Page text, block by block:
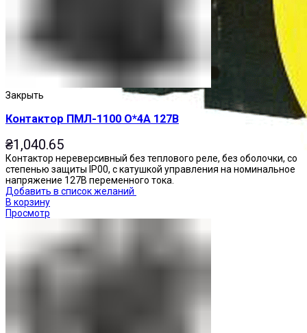
Закрыть
Контактор ПМЛ-1100 О*4А 127В
₴1,040.65
Контактор нереверсивный без теплового реле, без оболочки, со
степенью защиты IP00, с катушкой управления на номинальное
напряжение 127В переменного тока.
Добавить в список желаний
В корзину
Просмотр